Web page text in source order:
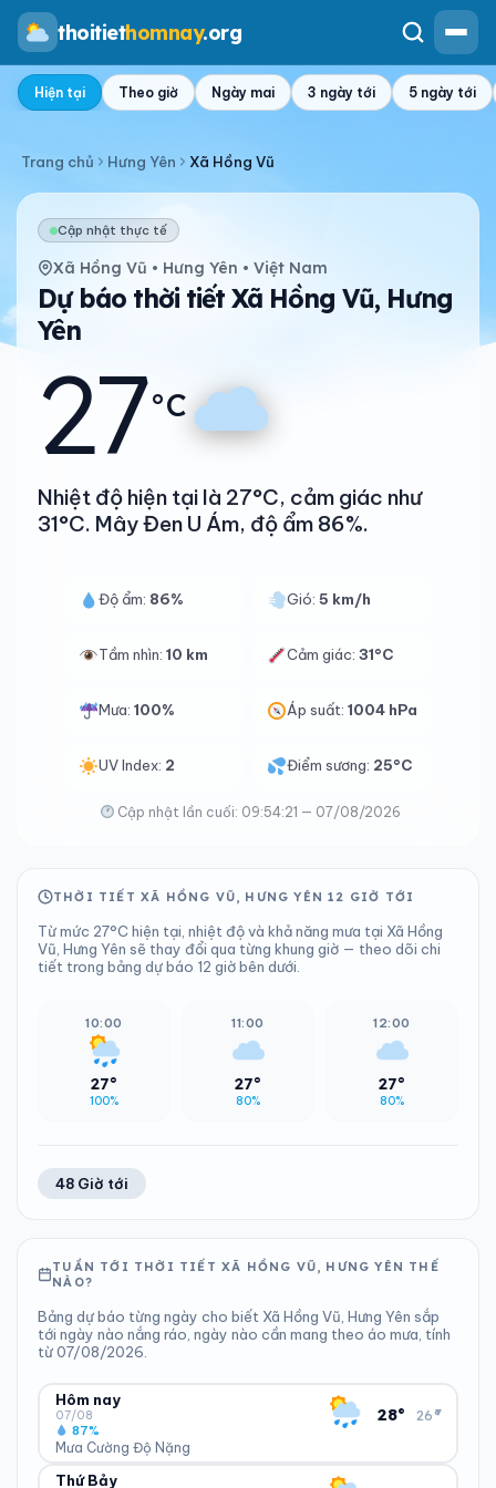
thoitiethomnay.org
Hiện tại Theo giờ Ngày mai 3 ngày tới 5 ngày tới
Trang chủ Hưng Yên Xã Hồng Vũ
Cập nhật thực tế
Xã Hồng Vũ • Hưng Yên • Việt Nam
Dự báo thời tiết Xã Hồng Vũ, Hưng
Yên
27°C
Nhiệt độ hiện tại là 27°C, cảm giác như
31°C. Mây Đen U Ám, độ ẩm 86%.
Độ ẩm: 86% Gió:5 km/h
Tầm nhìn: 10 km Cảm giác:31°C
Mưa: 100% Áp suất:1004 hPa
UV Index: 2 Điểm sương: 25°C
Cập nhật lần cuối: 09:54:21 — 07/08/2026
THỜI TIẾT XÃ HỒNG VŨ, HƯNG YÊN 12 GIỜ TỚI
Từ mức 27°C hiện tại, nhiệt độ và khả năng mưa tại Xã Hồng
Vũ, Hưng Yên sẽ thay đổi qua từng khung giờ — theo dõi chi
tiết trong bảng dự báo 12 giờ bên dưới.
10:00
27°
100%
11:00
27°
80%
12:00
27°
80%
48 Giờ tới
TUẦN TỚI THỜI TIẾT XÃ HỒNG VŨ, HƯNG YÊN THẾ
NÀO?
Bảng dự báo từng ngày cho biết Xã Hồng Vũ, Hưng Yên sắp
tới ngày nào nắng ráo, ngày nào cần mang theo áo mưa, tính
từ 07/08/2026.
Hôm nay
07/08
Mưa Cường Độ Nặng
87%
28° 26°
▾
ĐỘ ẨM
Thứ Bảy